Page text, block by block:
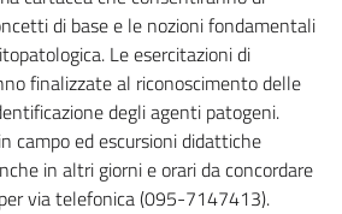
di base e le nozioni fondamentali
Le esercitazioni di
finalizzate al riconoscimento delle
degli agenti patogeni.
campo ed escursioni didattiche
in altri giorni e orari da concordare
via telefonica (095-7147413).